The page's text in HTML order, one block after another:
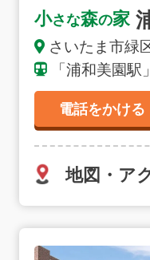
小さな森の家
さいたま市緑
「浦和美園
電話をかける
地図・ア